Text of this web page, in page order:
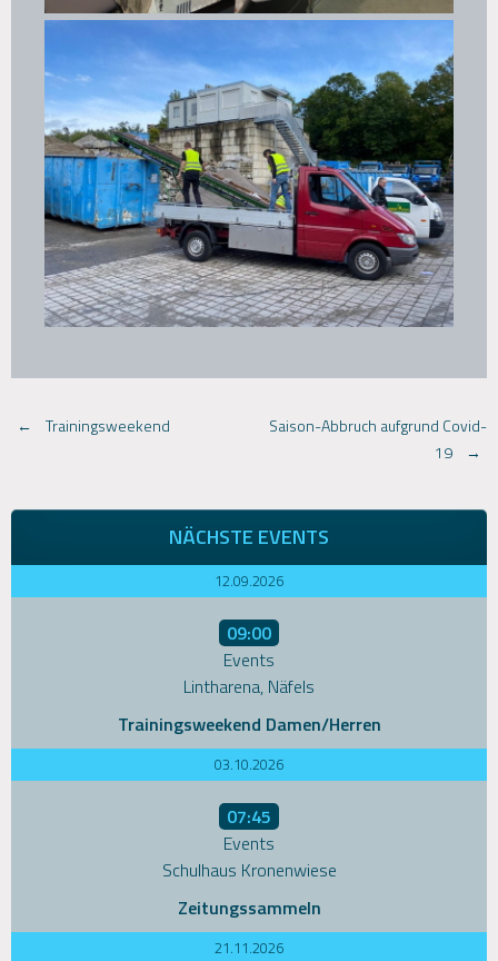
Post
navigation
← Trainingsweekend
Saison-Abbruch aufgrund Covid-
19
→
NÄCHSTE EVENTS
12.09.2026
09:00
Events
Lintharena, Näfels
Trainingsweekend Damen/Herren
03.10.2026
07:45
Events
Schulhaus Kronenwiese
Zeitungssammeln
21.11.2026